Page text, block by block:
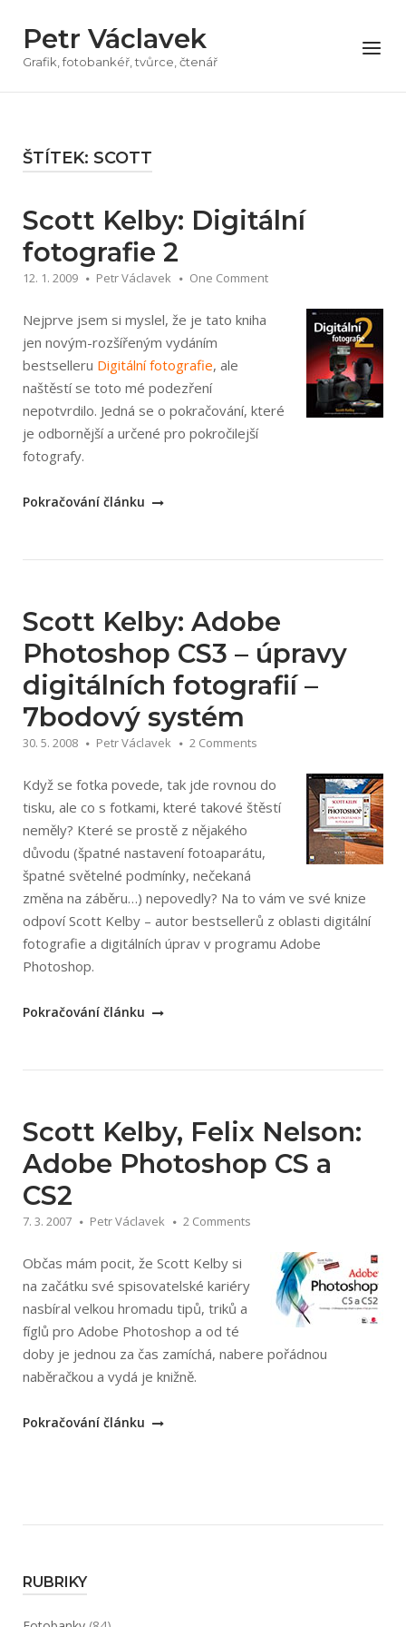
obsah
Petr Václavek
Grafik, fotobankéř, tvůrce, čtenář
Menu
ŠTÍTEK: SCOTT
Scott Kelby: Digitální
fotografie 2
12. 1. 2009 Petr Václavek One Comment
Nejprve jsem si myslel, že je tato kniha
jen novým-rozšířeným vydáním
bestselleru Digitální fotografie, ale
naštěstí se toto mé podezření
nepotvrdilo. Jedná se o pokračování, které
je odbornější a určené pro pokročilejší
fotografy.
„Scott
Pokračování článku
Scott Kelby: Adobe
Photoshop CS3 – úpravy
digitálních fotografií –
7bodový systém
30. 5. 2008 Petr Václavek 2 Comments
Když se fotka povede, tak jde rovnou do
tisku, ale co s fotkami, které takové štěstí
neměly? Které se prostě z nějakého
důvodu (špatné nastavení fotoaparátu,
špatné světelné podmínky, nečekaná
změna na záběru…) nepovedly? Na to vám ve své knize
odpoví Scott Kelby – autor bestsellerů z oblasti digitální
fotografie a digitálních úprav v programu Adobe
Photoshop.
„Scott
–
digitálních
fotografií
–
systém“
Pokračování článku
Scott Kelby, Felix Nelson:
Adobe Photoshop CS a
CS2
7. 3. 2007 Petr Václavek 2 Comments
Občas mám pocit, že Scott Kelby si
na začátku své spisovatelské kariéry
nasbíral velkou hromadu tipů, triků a
fíglů pro Adobe Photoshop a od té
doby je jednou za čas zamíchá, nabere pořádnou
naběračkou a vydá je knižně.
„Scott
a
Pokračování článku
RUBRIKY